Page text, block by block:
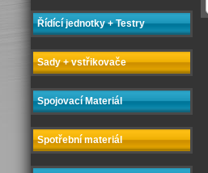
Řídící jednotky + Testry
Sady + vstřikovače
Spojovací Materiál
Spotřební materiál